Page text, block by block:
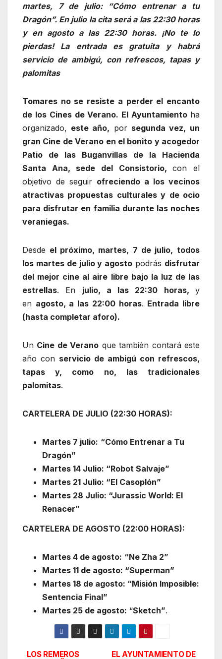
martes, 7 de julio: “Cómo entrenar a tu
Dragón”. En julio la cita será a las 22:30 horas
y en agosto a las 22:30 horas. ¡No te lo
pierdas! La entrada es gratuita y habrá
servicio de ambigú, con refrescos, tapas y
palomitas
Tomares no se resiste a perder el encanto
de los Cines de Verano. El Ayuntamiento ha
organizado, este año, por segunda vez, un
gran Cine de Verano en el bonito y acogedor
Patio de las Buganvillas de la Hacienda
Santa Ana, sede del Consistorio,con el
objetivo de seguir ofreciendo a los vecinos
atractivas propuestas culturales y de ocio
para disfrutar en familia durante las noches
veraniegas.
Desde el próximo, martes, 7 de julio, todos
los martes de julio y agosto podrás disfrutar
del mejor cine al aire libre bajo la luz de las
estrellas. En julio, a las 22:30 horas,y
en agosto, a las 22:00 horas. Entrada libre
(hasta completar aforo).
Un Cine de Verano que también contará este
año con servicio de ambigú con refrescos,
tapas y, como no, las tradicionales
palomitas.
CARTELERA DE JULIO (22:30 HORAS):
Martes 7 julio: “Cómo Entrenar a Tu
Dragón”
​Martes 14 Julio: “Robot Salvaje”
​Martes 21 Julio: “El Casoplón”
​Martes 28 Julio: “Jurassic World: El
Renacer”
CARTELERA DE AGOSTO (22:00 HORAS):
Martes 4 de agosto: “Ne Zha 2”
Martes 11 de agosto: “Superman”
Martes 18 de agosto: “Misión Imposible:
Sentencia Final”
​Martes 25 de agosto: “Sketch”.
EL AYUNTAMIENTO DE
LOS REMEROS